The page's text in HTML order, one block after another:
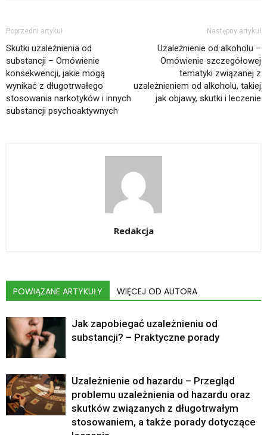
Poprzedni artykuł
Skutki uzależnienia od
substancji – Omówienie
konsekwencji, jakie mogą
wynikać z długotrwałego
stosowania narkotyków i innych
substancji psychoaktywnych
Następny artykuł
Uzależnienie od alkoholu –
Omówienie szczegółowej
tematyki związanej z
uzależnieniem od alkoholu, takiej
jak objawy, skutki i leczenie
Redakcja
POWIĄZANE ARTYKUŁY WIĘCEJ OD AUTORA
Jak zapobiegać uzależnieniu od
substancji? – Praktyczne porady
Uzależnienie od hazardu – Przegląd
problemu uzależnienia od hazardu oraz
skutków związanych z długotrwałym
stosowaniem, a także porady dotyczące